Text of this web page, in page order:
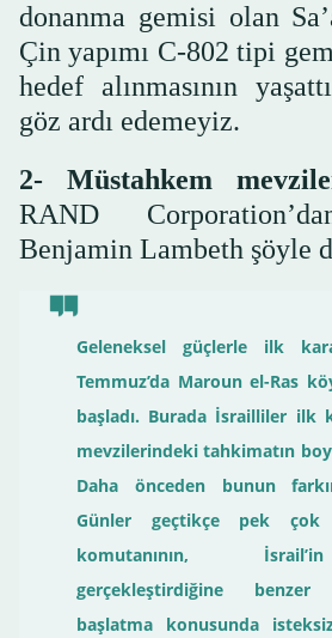
donanma gemisi olan
Çin yapımı C-802 tipi
hedef alınmasının
göz ardı edemeyiz.
2- Müstahkem
RAND
Benjamin Lambeth şöyle
Geleneksel güçlerle ilk
Temmuz’da Maroun el-Ras
başladı. Burada İsrailliler ilk
mevzilerindeki tahkimatın
Daha önceden bunun
Günler geçtikçe pek çok
komutanının,
gerçekleştirdiğine benzer
başlatma konusunda